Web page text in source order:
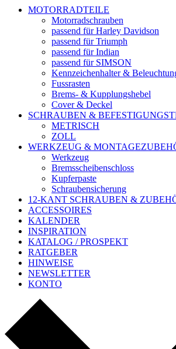
MOTORRADTEILE
Motorradschrauben
passend für Harley Davidson
passend für Triumph
passend für Indian
passend für SIMSON
Kennzeichenhalter &
Fussrasten
Brems- & Kupplungshebel
Cover & Deckel
SCHRAUBEN &
METRISCH
ZOLL
WERKZEUG &
Werkzeug
Bremsscheibenschloss
Kupferpaste
Schraubensicherung
12-KANT SCHRAUBEN &
ACCESSOIRES
KALENDER
INSPIRATION
KATALOG / PROSPEKT
RATGEBER
HINWEISE
NEWSLETTER
KONTO